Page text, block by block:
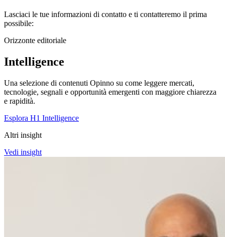
Lasciaci le tue informazioni di contatto e ti contatteremo il prima
possibile:
Orizzonte editoriale
Intelligence
Una selezione di contenuti Opinno su come leggere mercati,
tecnologie, segnali e opportunità emergenti con maggiore chiarezza
e rapidità.
Esplora H1 Intelligence
Altri insight
Vedi insight